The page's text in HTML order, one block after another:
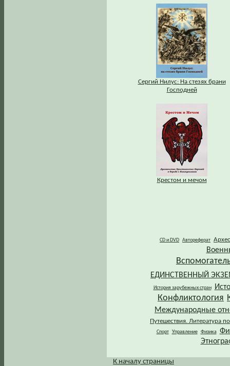
Сергий Нилус: На стезях брани
Господней
Крестом и мечом
CD и DVD Автореферат
ЕДИНСТВЕННЫЙ
История зарубежных стран
Конфликтология
Международные
Путешествия. Литература
Спорт Управление Физика
К началу страницы